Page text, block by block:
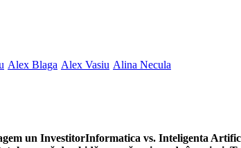
Alex Blaga Alex Vasiu Alina Necula
un InvestitorInformatica vs. Inteligenta